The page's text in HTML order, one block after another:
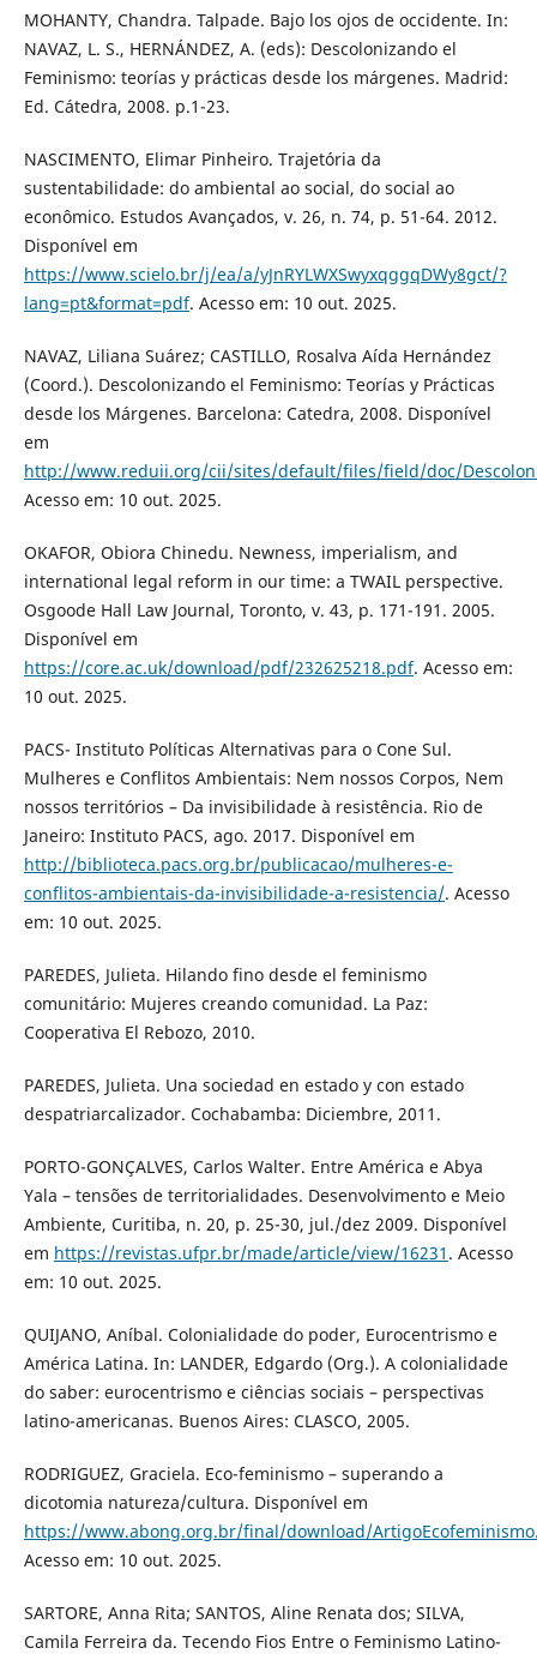
MOHANTY, Chandra. Talpade. Bajo los ojos de occidente. In:
NAVAZ, L. S., HERNÁNDEZ, A. (eds): Descolonizando el
Feminismo: teorías y prácticas desde los márgenes. Madrid:
Ed. Cátedra, 2008. p.1-23.
NASCIMENTO, Elimar Pinheiro. Trajetória da
sustentabilidade: do ambiental ao social, do social ao
econômico. Estudos Avançados, v. 26, n. 74, p. 51-64. 2012.
Disponível em
https://www.scielo.br/j/ea/a/yJnRYLWXSwyxqggqDWy8gct/?
lang=pt&format=pdf. Acesso em: 10 out. 2025.
NAVAZ, Liliana Suárez; CASTILLO, Rosalva Aída Hernández
(Coord.). Descolonizando el Feminismo: Teorías y Prácticas
desde los Márgenes. Barcelona: Catedra, 2008. Disponível
em
http://www.reduii.org/cii/sites/default/files/field/doc/
Acesso em: 10 out. 2025.
OKAFOR, Obiora Chinedu. Newness, imperialism, and
international legal reform in our time: a TWAIL perspective.
Osgoode Hall Law Journal, Toronto, v. 43, p. 171-191. 2005.
Disponível em
https://core.ac.uk/download/pdf/232625218.pdf. Acesso em:
10 out. 2025.
PACS- Instituto Políticas Alternativas para o Cone Sul.
Mulheres e Conflitos Ambientais: Nem nossos Corpos, Nem
nossos territórios – Da invisibilidade à resistência. Rio de
Janeiro: Instituto PACS, ago. 2017. Disponível em
http://biblioteca.pacs.org.br/publicacao/mulheres-e-
conflitos-ambientais-da-invisibilidade-a-resistencia/. Acesso
em: 10 out. 2025.
PAREDES, Julieta. Hilando fino desde el feminismo
comunitário: Mujeres creando comunidad. La Paz:
Cooperativa El Rebozo, 2010.
PAREDES, Julieta. Una sociedad en estado y con estado
despatriarcalizador. Cochabamba: Diciembre, 2011.
PORTO-GONÇALVES, Carlos Walter. Entre América e Abya
Yala – tensões de territorialidades. Desenvolvimento e Meio
Ambiente, Curitiba, n. 20, p. 25-30, jul./dez 2009. Disponível
em https://revistas.ufpr.br/made/article/view/16231 . Acesso
em: 10 out. 2025.
QUIJANO, Aníbal. Colonialidade do poder, Eurocentrismo e
América Latina. In: LANDER, Edgardo (Org.). A colonialidade
do saber: eurocentrismo e ciências sociais – perspectivas
latino-americanas. Buenos Aires: CLASCO, 2005.
RODRIGUEZ, Graciela. Eco-feminismo – superando a
dicotomia natureza/cultura. Disponível em
https://www.abong.org.br/final/download/
Acesso em: 10 out. 2025.
SARTORE, Anna Rita; SANTOS, Aline Renata dos; SILVA,
Camila Ferreira da. Tecendo Fios Entre o Feminismo Latino-